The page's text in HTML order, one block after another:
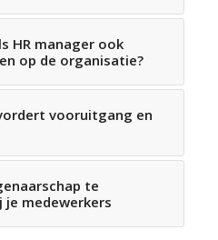
HR manager ook
op de organisatie?
vooruitgang en
te
medewerkers